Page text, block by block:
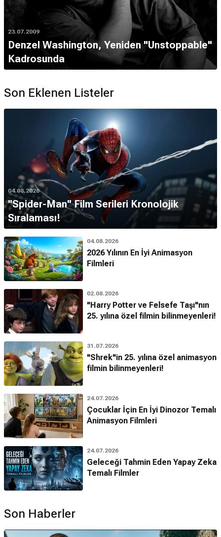
23.07.2009
Denzel Washington, Yeniden "Unstoppable"
Kadrosunda
Son Eklenen Listeler
04.08.2026
''Spider-Man'' Film Serileri Kronolojik
Sıralaması!
04.08.2026
2026 Yılının En İyi Animasyon
Filmleri
02.08.2026
"Harry Potter ve Felsefe Taşı"nın
25. yılına özel filmin bilinmeyenleri!
31.07.2026
"Shrek"in 25. yılına özel animasyon
filmin bilinmeyenleri!
24.07.2026
Çocuklar İçin En İyi Dinozor Temalı
Animasyon Filmleri
24.07.2026
Geleceği Tahmin Eden Yapay Zeka
Temalı Filmler
Son Haberler